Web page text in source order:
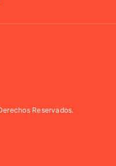
Reservados.